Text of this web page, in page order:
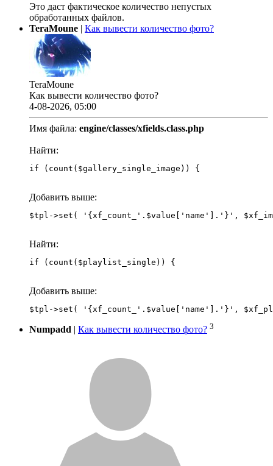
Это даст фактическое количество непустых
обработанных файлов.
TeraMoune | Как вывести количество фото?
TeraMoune
Как вывести количество фото?
4-08-2026, 05:00
Имя файла: engine/classes/xfields.class.php
Найти:
if (count($gallery_single_image)) {
Добавить выше:
Найти:
if (count($playlist_single)) {
Добавить выше:
Numpadd | Как вывести количество фото? 3